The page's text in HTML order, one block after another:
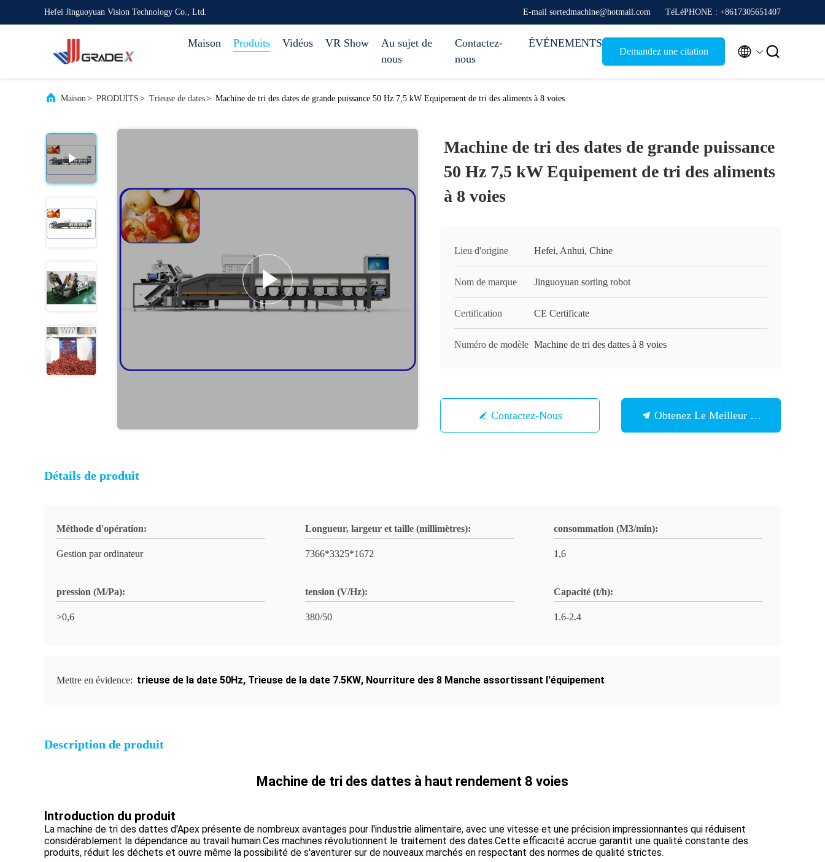
Hefei Jinguoyuan Vision Technology Co., Ltd. E-mail sortedmachine@hotmail.com TéLéPHONE : +8617305651407
Maison Produits Vidéos VR Show
Au sujet de
nous
Contactez-
nous
ÉVÉNEMENTS
Demandez une citation  
Maison> PRODUITS > Trieuse de dates> Machine de tri des dates de grande puissance 50 Hz 7,5 kW Equipement de tri des aliments à 8 voies
Machine de tri des dates de grande puissance
50 Hz 7,5 kW Equipement de tri des aliments
à 8 voies
Lieu d'origine Hefei, Anhui, Chine
Nom de marque Jinguoyuan sorting robot
Certification CE Certificate
Numéro de modèle Machine de tri des dattes à 8 voies
Contactez-Nous Obtenez Le Meilleur Prix
Détails de produit
Méthode d'opération:
Gestion par ordinateur
Longueur, largeur et taille (millimètres):
7366*3325*1672
consommation (M3/min):
1,6
pression (M/Pa):
>0,6
tension (V/Hz):
380/50
Capacité (t/h):
1.6-2.4
Mettre en évidence: trieuse de la date 50Hz, Trieuse de la date 7.5KW, Nourriture des 8 Manche assortissant l'équipement
Description de produit
Machine de tri des dattes à haut rendement 8 voies
Introduction du produit
La machine de tri des dattes d'Apex présente de nombreux avantages pour l'industrie alimentaire, avec une vitesse et une précision impressionnantes qui réduisent
considérablement la dépendance au travail humain.Ces machines révolutionnent le traitement des dates.Cette efficacité accrue garantit une qualité constante des
produits, réduit les déchets et ouvre même la possibilité de s'aventurer sur de nouveaux marchés en respectant des normes de qualité strictes.